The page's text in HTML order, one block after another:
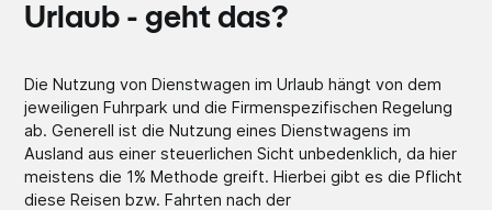
Urlaub - geht das?
Die Nutzung von Dienstwagen im Urlaub hängt von dem
jeweiligen Fuhrpark und die Firmenspezifischen Regelung
ab. Generell ist die Nutzung eines Dienstwagens im
Ausland aus einer steuerlichen Sicht unbedenklich, da hier
meistens die 1% Methode greift. Hierbei gibt es die Pflicht
diese Reisen bzw. Fahrten nach der